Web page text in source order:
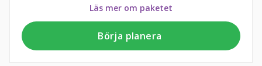
Läs mer om paketet
Börja planera